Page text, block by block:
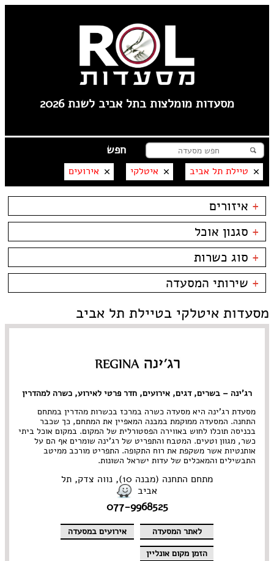
מסעדות מומלצות בתל אביב לשנת 2026
טיילת תל אביב איטלקי אירועים
+ איזורים
צפון ישן
שוק הפשפשים
צהלה
לילינבלום
תל אביב
פלורנטין
טיילת תל אביב
צפון תל אביב
הארבעה • עזריאלי
ירקון
נווה צדק • מתחם התחנה
נחלת בנימין
נמל תל אביב
מתחם שרונה
צפון תל אביב • רמת החייל
+ סגנון אוכל
בשרים
דגים
פירות ים
צרפתי
סושי
אירועים
בוכרי
ביסטרו
בית קפה
בר מסעדה
גורמה
גרוזיני
הודי
חומוס
חלבי
טאפאס בר
יהודי
יווני
ים תיכוני
פיוז'ן
פיצרייה
צמחוני/ טבעוני
קייטרינג
רוסי
תאילנדי
+ סוג כשרות
כשרות
כשר למהדרין
+ שירותי המסעדה
משלוחים
מסעדות איטלקי בטיילת תל אביב
רג'ינה – בשרים, דגים, אירועים, חדר פרטי לאירוע, כשרה למהדרין
מסעדת רג’ינה היא מסעדה כשרה במרכז בכשרות מהדרין במתחם
התחנה. המסעדה ממוקמת במבנה המאפיין את המתחם, כך שכבר
בכניסה תוכלו לחוש באווירה הפסטורלית של המקום. במקום אוכל ביתי
כשר, מגוון וטעים. המטבח והתפריט של רג’ינה שומרים אף הם על
אותנטיות אשר משקפת את רוח התקופה. התפריט מורכב ממיטב
התבשילים והמאכלים של עדות ישראל השונות.
מתחם התחנה (מבנה 10), נווה צדק, תל
אביב
077-9968525
לאתר המסעדה
אירועים במסעדה
הזמן מקום אונליין